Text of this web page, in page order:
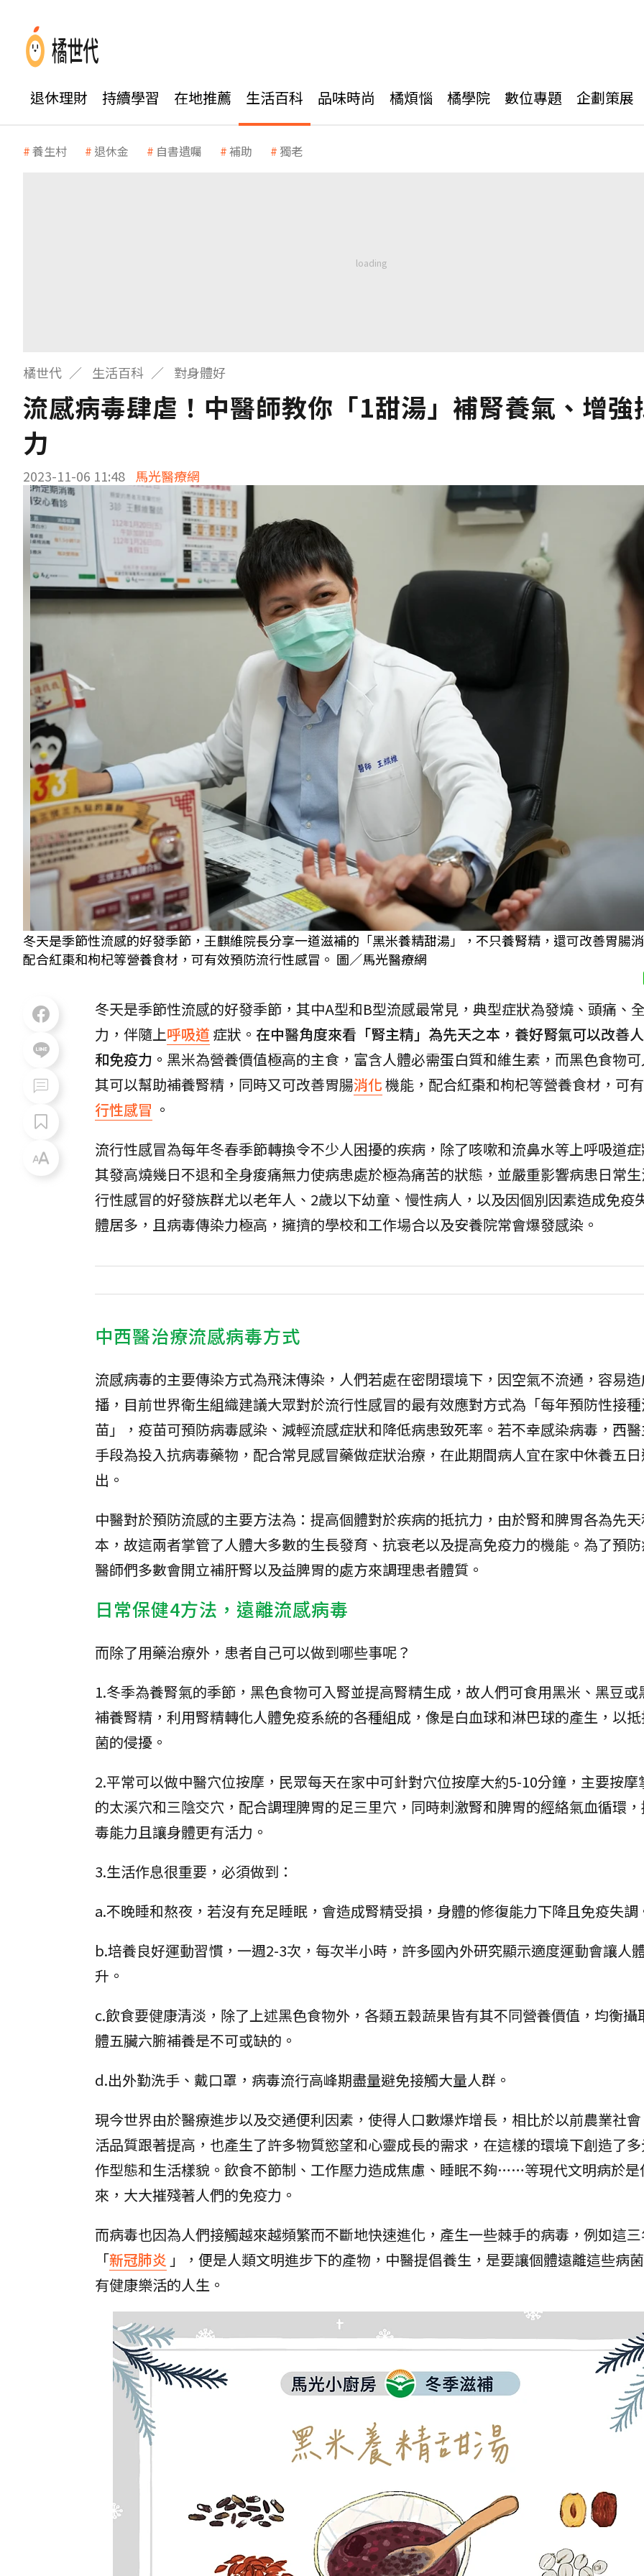
退休理財 持續學習 在地推薦 生活百科 品味時尚 橘煩惱 橘學院 數位專題 企劃策展
養生村 退休金 自書遺囑 補助 獨老
橘世代 生活百科 對身體好
流感病毒肆虐！中醫師教你「1甜湯」補腎養氣、增強
力
2023-11-06 11:48 馬光醫療網
冬天是季節性流感的好發季節，王麒維院長分享一道滋補的「黑米養精甜湯」，不只養腎精，還可改善胃腸
配合紅棗和枸杞等營養食材，可有效預防流行性感冒。 圖／馬光醫療網
冬天是季節性流感的好發季節，其中A型和B型流感最常見，典型症狀為發燒、頭痛、
力，伴隨上呼吸道 症狀。 在中醫角度來看「腎主精」為先天之本，養好腎氣可以改善
和免疫力。 黑米為營養價值極高的主食，富含人體必需蛋白質和維生素，而黑色食物
其可以幫助補養腎精，同時又可改善胃腸消化機能，配合紅棗和枸杞等營養食材，可
行性感冒 。
流行性感冒為每年冬春季節轉換令不少人困擾的疾病，除了咳嗽和流鼻水等上呼吸道
其發高燒幾日不退和全身痠痛無力使病患處於極為痛苦的狀態，並嚴重影響病患日常
行性感冒的好發族群尤以老年人、2歲以下幼童、慢性病人，以及因個別因素造成免疫
體居多，且病毒傳染力極高，擁擠的學校和工作場合以及安養院常會爆發感染。
中西醫治療流感病毒方式
流感病毒的主要傳染方式為飛沫傳染，人們若處在密閉環境下，因空氣不流通，容易
播，目前世界衛生組織建議大眾對於流行性感冒的最有效應對方式為「每年預防性接
苗」，疫苗可預防病毒感染、減輕流感症狀和降低病患致死率。若不幸感染病毒，西
手段為投入抗病毒藥物，配合常見感冒藥做症狀治療，在此期間病人宜在家中休養五
出。
中醫對於預防流感的主要方法為：提高個體對於疾病的抵抗力，由於腎和脾胃各為先
本，故這兩者掌管了人體大多數的生長發育、抗衰老以及提高免疫力的機能。為了預
醫師們多數會開立補肝腎以及益脾胃的處方來調理患者體質。
日常保健4方法，遠離流感病毒
而除了用藥治療外，患者自己可以做到哪些事呢？
1.冬季為養腎氣的季節，黑色食物可入腎並提高腎精生成，故人們可食用黑米、黑豆或
補養腎精，利用腎精轉化人體免疫系統的各種組成，像是白血球和淋巴球的產生，以
菌的侵擾。
2.平常可以做中醫穴位按摩，民眾每天在家中可針對穴位按摩大約5-10分鐘，主要按摩
的太溪穴和三陰交穴，配合調理脾胃的足三里穴，同時刺激腎和脾胃的經絡氣血循環
毒能力且讓身體更有活力。
3.生活作息很重要，必須做到：
a.不晚睡和熬夜，若沒有充足睡眠，會造成腎精受損，身體的修復能力下降且免疫失調
b.培養良好運動習慣，一週2-3次，每次半小時，許多國內外研究顯示適度運動會讓人
升。
c.飲食要健康清淡，除了上述黑色食物外，各類五穀蔬果皆有其不同營養價值，均衡攝
體五臟六腑補養是不可或缺的。
d.出外勤洗手、戴口罩，病毒流行高峰期盡量避免接觸大量人群。
現今世界由於醫療進步以及交通便利因素，使得人口數爆炸增長，相比於以前農業社
活品質跟著提高，也產生了許多物質慾望和心靈成長的需求，在這樣的環境下創造了
作型態和生活樣貌。飲食不節制、工作壓力造成焦慮、睡眠不夠……等現代文明病於是
來，大大摧殘著人們的免疫力。
而病毒也因為人們接觸越來越頻繁而不斷地快速進化，產生一些棘手的病毒，例如這
「新冠肺炎 」，便是人類文明進步下的產物，中醫提倡養生，是要讓個體遠離這些病
有健康樂活的人生。